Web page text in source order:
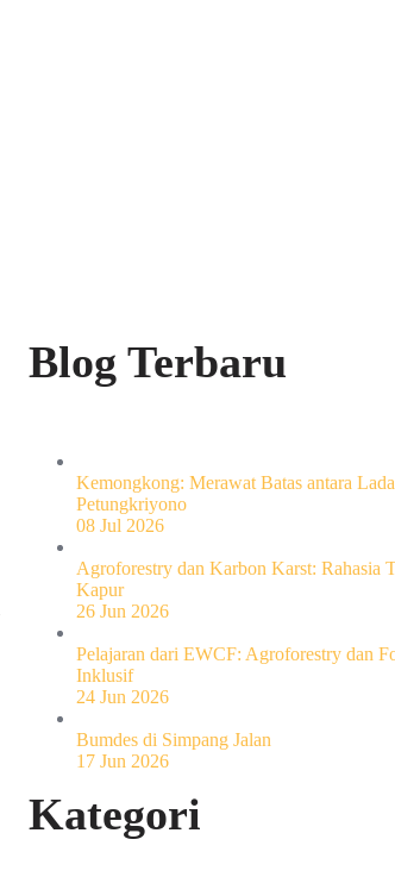
Blog Terbaru
Kemongkong: Merawat Batas antara
Petungkriyono
08 Jul 2026
Agroforestry dan Karbon Karst: Rahasia
Kapur
26 Jun 2026
Pelajaran dari EWCF: Agroforestry dan
Inklusif
24 Jun 2026
Bumdes di Simpang Jalan
17 Jun 2026
Kategori